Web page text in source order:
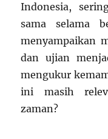
Indonesia,
sama selama
menyampaikan
dan ujian
mengukur
ini masih
zaman?